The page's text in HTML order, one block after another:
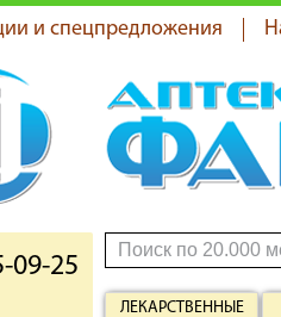
и спецпредложения
09-25
ЛЕКАРСТВЕННЫЕ